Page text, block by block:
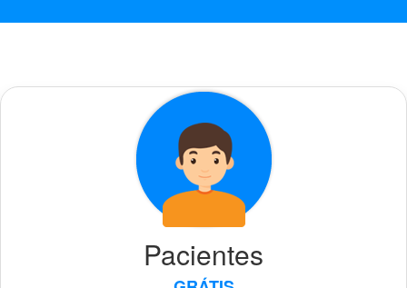
Pacientes